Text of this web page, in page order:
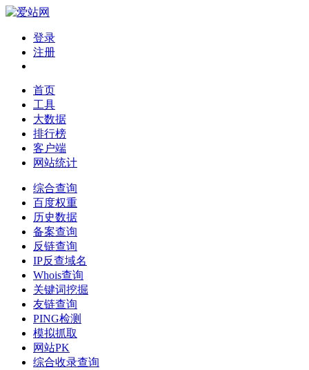
登录
注册
首页
工具
大数据
排行榜
客户端
网站统计
综合查询
百度权重
历史数据
备案查询
反链查询
IP反查域名
Whois查询
关键词挖掘
友链查询
PING检测
模拟抓取
网站PK
综合收录查询